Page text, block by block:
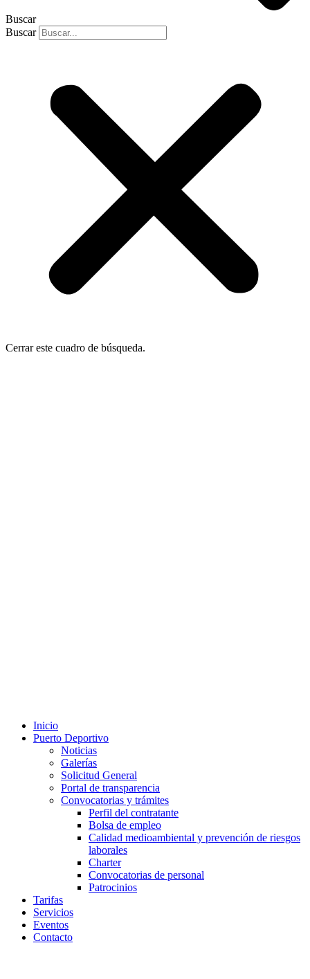
Buscar
Buscar
Cerrar este cuadro de búsqueda.
Inicio
Puerto Deportivo
Noticias
Galerías
Solicitud General
Portal de transparencia
Convocatorias y trámites
Perfil del contratante
Bolsa de empleo
Calidad medioambiental y prevención de riesgos
laborales
Charter
Convocatorias de personal
Patrocinios
Tarifas
Servicios
Eventos
Contacto